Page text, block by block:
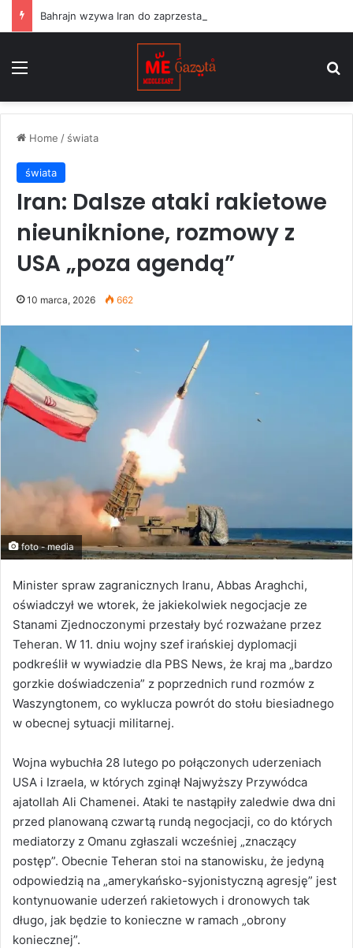
Home / świata
świata
Iran: Dalsze ataki rakietowe
nieuniknione, rozmowy z
USA „poza agendą”
10 marca, 2026 662
foto - media
Minister spraw zagranicznych Iranu, Abbas Araghchi,
oświadczył we wtorek, że jakiekolwiek negocjacje ze
Stanami Zjednoczonymi przestały być rozważane przez
Teheran. W 11. dniu wojny szef irańskiej dyplomacji
podkreślił w wywiadzie dla PBS News, że kraj ma „bardzo
gorzkie doświadczenia” z poprzednich rund rozmów z
Waszyngtonem, co wyklucza powrót do stołu biesiadnego
w obecnej sytuacji militarnej.
Wojna wybuchła 28 lutego po połączonych uderzeniach
USA i Izraela, w których zginął Najwyższy Przywódca
ajatollah Ali Chamenei. Ataki te nastąpiły zaledwie dwa dni
przed planowaną czwartą rundą negocjacji, co do których
mediatorzy z Omanu zgłaszali wcześniej „znaczący
postęp”. Obecnie Teheran stoi na stanowisku, że jedyną
odpowiedzią na „amerykańsko-syjonistyczną agresję” jest
kontynuowanie uderzeń rakietowych i dronowych tak
długo, jak będzie to konieczne w ramach „obrony
koniecznej”.